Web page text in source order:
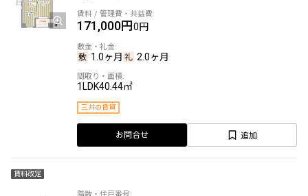
171,000円0円
1.0ヶ月 2.0ヶ月
1LDK40.44㎡
三井の賃貸
お問合せ 追加
賃料改定